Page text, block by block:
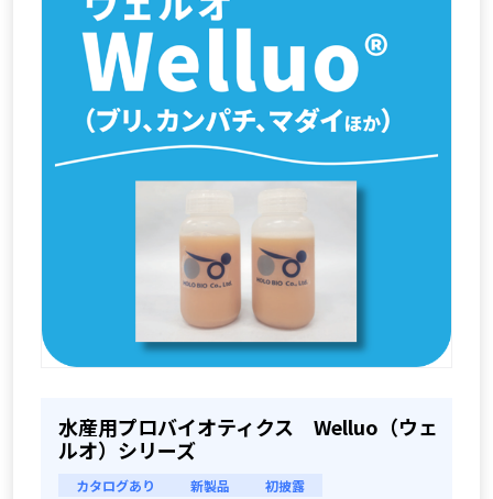
水産用プロバイオティクス Welluo（ウェ
ルオ）シリーズ
カタログあり 新製品 初披露